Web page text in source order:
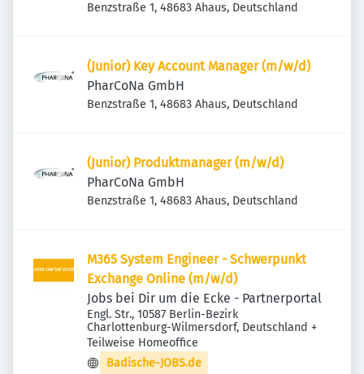
Benzstraße 1, 48683 Ahaus, Deutschland
(Junior) Key Account Manager (m/w/d)
PharCoNa GmbH
Benzstraße 1, 48683 Ahaus, Deutschland
(Junior) Produktmanager (m/w/d)
PharCoNa GmbH
Benzstraße 1, 48683 Ahaus, Deutschland
M365 System Engineer - Schwerpunkt
Exchange Online (m/w/d)
Jobs bei Dir um die Ecke - Partnerportal
Engl. Str., 10587 Berlin-Bezirk
Charlottenburg-Wilmersdorf, Deutschland +
Teilweise Homeoffice
Badische-JOBS.de